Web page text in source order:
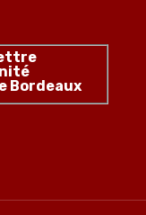
Bordeaux